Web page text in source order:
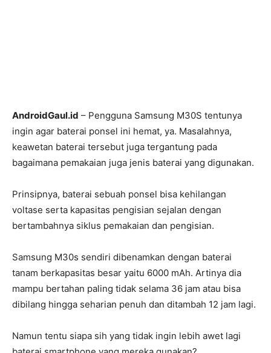
AndroidGaul.id – Pengguna Samsung M30S tentunya
ingin agar baterai ponsel ini hemat, ya. Masalahnya,
keawetan baterai tersebut juga tergantung pada
bagaimana pemakaian juga jenis baterai yang digunakan.
Prinsipnya, baterai sebuah ponsel bisa kehilangan
voltase serta kapasitas pengisian sejalan dengan
bertambahnya siklus pemakaian dan pengisian.
Samsung M30s sendiri dibenamkan dengan baterai
tanam berkapasitas besar yaitu 6000 mAh. Artinya dia
mampu bertahan paling tidak selama 36 jam atau bisa
dibilang hingga seharian penuh dan ditambah 12 jam lagi.
Namun tentu siapa sih yang tidak ingin lebih awet lagi